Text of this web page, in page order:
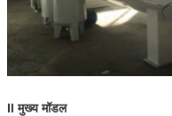
II मुख्य मॉडल